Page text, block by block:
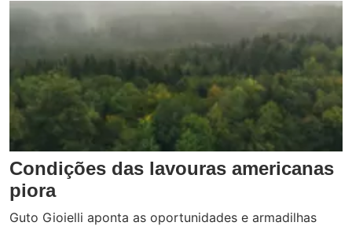
Condições das lavouras americanas
piora
Guto Gioielli aponta as oportunidades e armadilhas